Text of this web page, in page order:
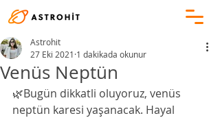
Venüs Neptün
Astrohit
27 Eki 2021 1 dakikada okunur
🌿Bugün dikkatli oluyoruz, venüs
neptün karesi yaşanacak. Hayal